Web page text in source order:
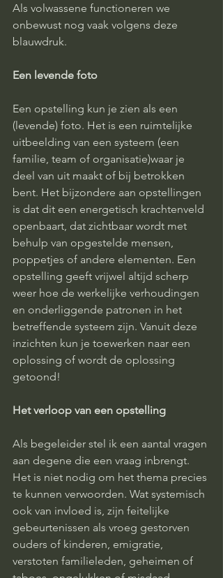
Als volwassene functioneren we
onbewust nog vaak volgens deze
blauwdruk.
Een levende foto
Een opstelling kun je zien als een
(levende) foto. Het is een ruimtelijke
uitbeelding van een systeem (een
familie, team of organisatie)waar je
deel van uit maakt of bij betrokken
bent. Het bijzondere aan opstellingen
is dat dit een energetisch krachtenveld
openbaart, dat zichtbaar wordt met
behulp van opgestelde mensen,
poppetjes of andere elementen. Een
opstelling geeft vrijwel altijd scherp
weer hoe de werkelijke verhoudingen
en onderliggende patronen in het
betreffende systeem zijn. Vanuit deze
inzichten kun je toewerken naar een
oplossing of wordt de oplossing
getoond!
Het verloop van een opstelling
Als begeleider stel ik een aantal vragen
aan degene die een vraag inbrengt.
Het is niet nodig om het thema precies
te kunnen verwoorden. Wat systemisch
ook van invloed is, zijn feitelijke
gebeurtenissen als vroeg gestorven
ouders of kinderen, emigratie,
verstoten familieleden, geheimen of